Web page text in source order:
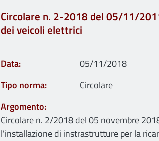
Circolare n. 2-2018 del 05/11/
dei veicoli elettrici
Data
05/11/2018
Tipo norma
Circolare
Argomento
Circolare n. 2/2018 del 05 novembre
l'installazione di instrastrutture per la